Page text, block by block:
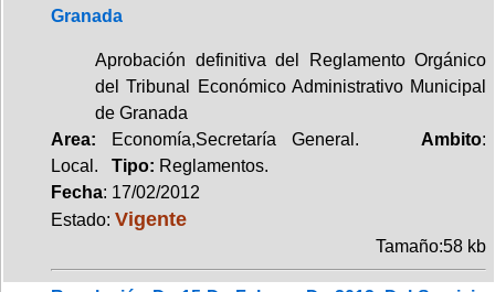
Granada
Aprobación definitiva del Reglamento Orgánico
del Tribunal Económico Administrativo Municipal
de Granada
Area: Economía,Secretaría General. Ambito:
Local. Tipo: Reglamentos.
Fecha: 17/02/2012
Estado: Vigente
Tamaño:58 kb